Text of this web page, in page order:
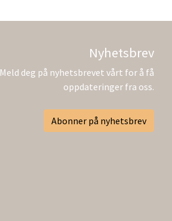
Nyhetsbrev
Meld deg på nyhetsbrevet vårt for å få
oppdateringer fra oss.
Abonner på nyhetsbrev